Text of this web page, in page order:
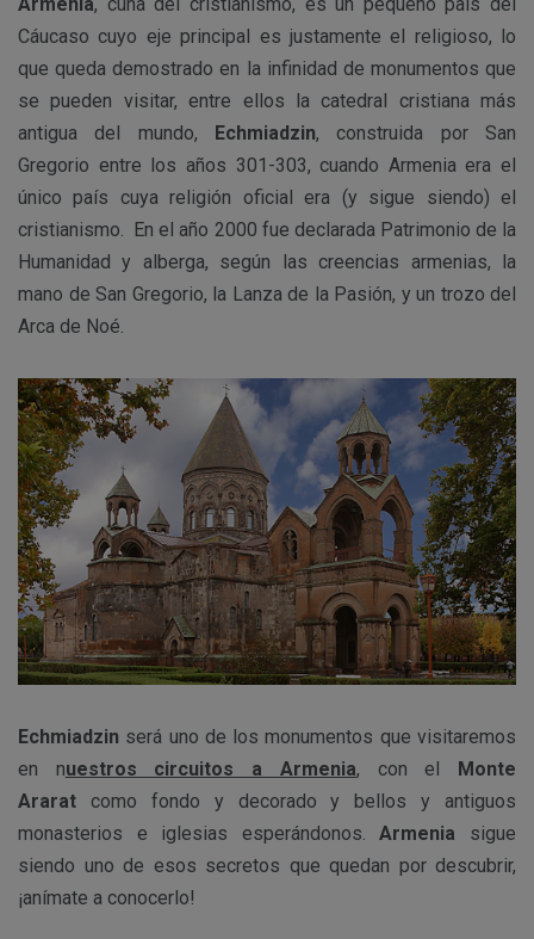
Armenia, cuna del cristianismo, es un pequeño país del
Cáucaso cuyo eje principal es justamente el religioso, lo
que queda demostrado en la infinidad de monumentos que
se pueden visitar, entre ellos la catedral cristiana más
antigua del mundo,
Echmiadzin, construida por San
Gregorio entre los años 301-303, cuando Armenia era el
único país cuya religión oficial era (y sigue siendo) el
cristianismo. En el año 2000 fue declarada Patrimonio de la
Humanidad y alberga, según las creencias armenias, la
mano de San Gregorio, la Lanza de la Pasión, y un trozo del
Arca de Noé.
Echmiadzin será uno de los monumentos que visitaremos
en nuestros circuitos a Armenia, con el
Monte
Ararat como fondo y decorado y bellos y antiguos
monasterios e iglesias esperándonos.Armenia sigue
siendo uno de esos secretos que quedan por descubrir,
¡anímate a conocerlo!